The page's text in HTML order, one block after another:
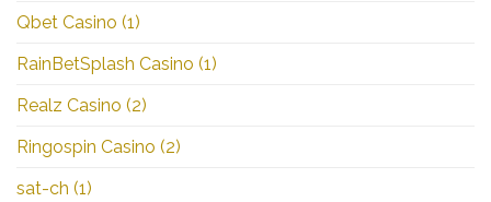
Qbet Casino (1)
RainBetSplash Casino (1)
Realz Casino (2)
Ringospin Casino (2)
sat-ch (1)